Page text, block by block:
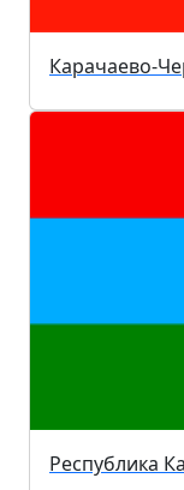
Карачаево-
Республика